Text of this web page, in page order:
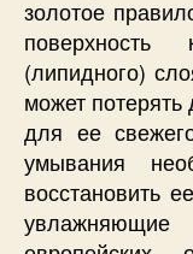
золотое
(липидного)
может
для ее
умывания
восстановить